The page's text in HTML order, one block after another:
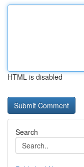
HTML is disabled
Search